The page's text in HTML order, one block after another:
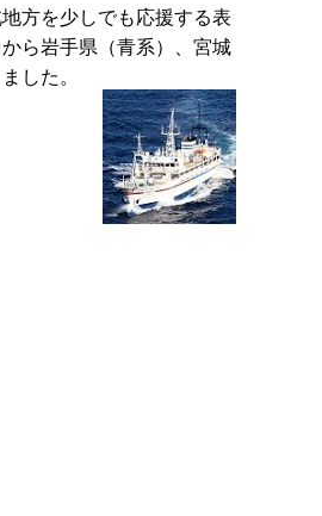
方を少しでも応援する表
ら岩手県（青系）、宮城
した。